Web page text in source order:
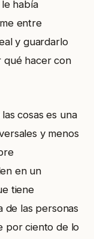
había
entre
y guardarlo
qué hacer con
cosas es una
y menos
en un
tiene
de las personas
por ciento de lo